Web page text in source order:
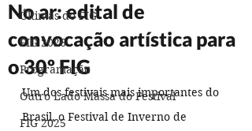
Últimas do FIG
FIG 2026
Programação
Outro Lado Massa do Festival
FIG 2025
No ar: edital de
convocação artística para
o 30º FIG
Um dos festivais mais importantes do
Brasil, o Festival de Inverno de